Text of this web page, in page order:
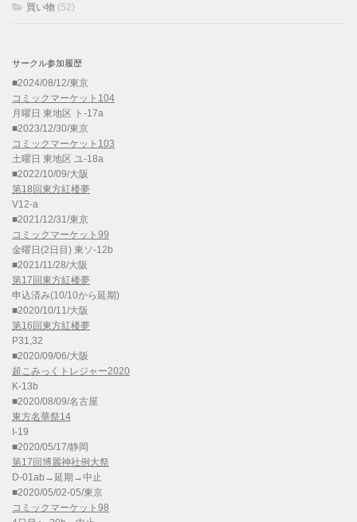
買い物 (52)
サークル参加履歴
■2024/08/12/東京
コミックマーケット104
月曜日 東地区 ト-17a
■2023/12/30/東京
コミックマーケット103
土曜日 東地区 ユ-18a
■2022/10/09/大阪
第18回東方紅楼夢
V12-a
■2021/12/31/東京
コミックマーケット99
金曜日(2日目) 東ソ-12b
■2021/11/28/大阪
第17回東方紅楼夢
申込済み(10/10から延期)
■2020/10/11/大阪
第16回東方紅楼夢
P31,32
■2020/09/06/大阪
超こみっくトレジャー2020
K-13b
■2020/08/09/名古屋
東方名華祭14
I-19
■2020/05/17/静岡
第17回博麗神社例大祭
D-01ab→延期→中止
■2020/05/02-05/東京
コミックマーケット98